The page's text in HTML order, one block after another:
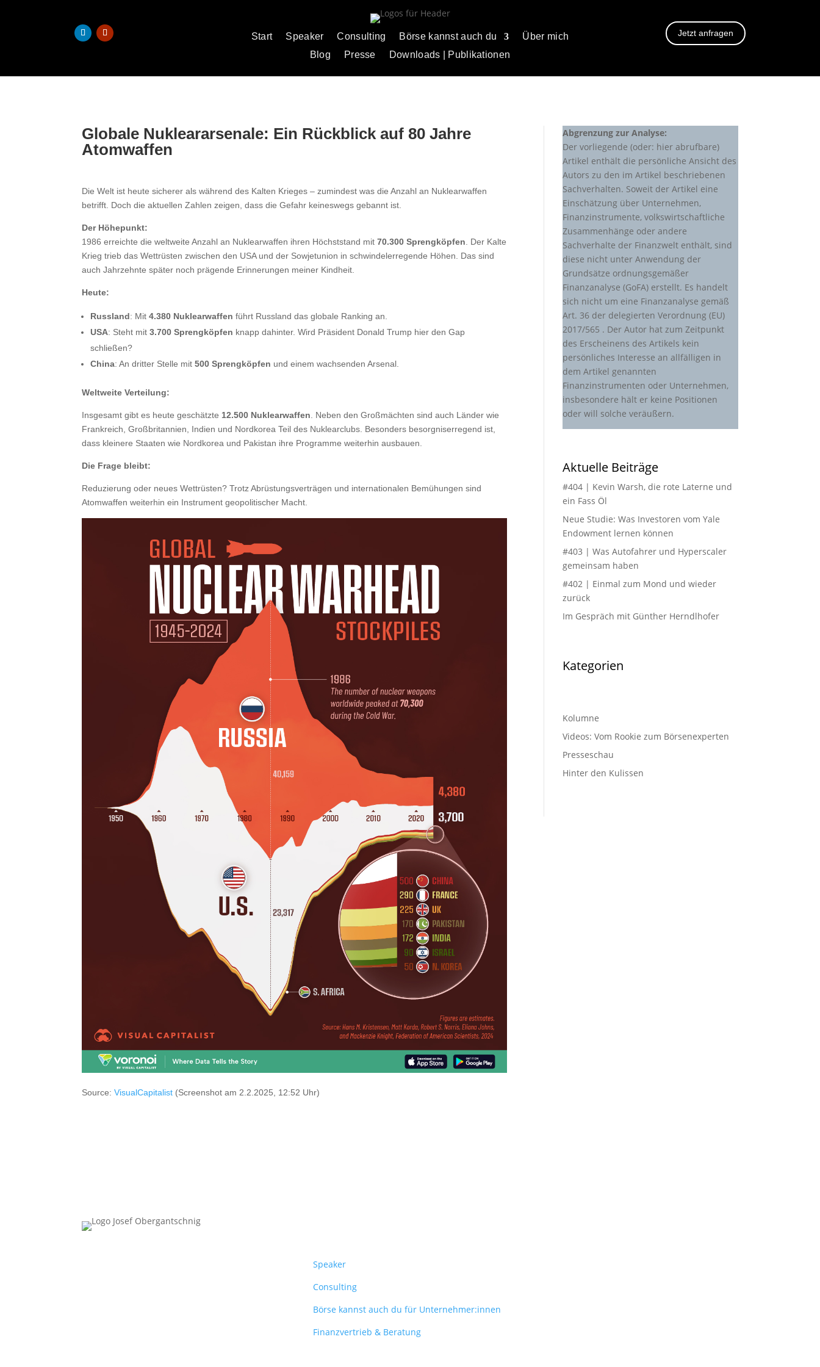
Start Speaker Consulting Börse kannst auch du
Über mich
Blog
Presse Downloads | Publikationen
Jetzt anfragen
Globale Nukleararsenale: Ein Rückblick auf 80 Jahre
Atomwaffen
Die Welt ist heute sicherer als während des Kalten Krieges – zumindest was die Anzahl an Nuklearwaffen
betrifft. Doch die aktuellen Zahlen zeigen, dass die Gefahr keineswegs gebannt ist.
Der Höhepunkt:
1986 erreichte die weltweite Anzahl an Nuklearwaffen ihren Höchststand mit70.300 Sprengköpfen . Der Kalte
Krieg trieb das Wettrüsten zwischen den USA und der Sowjetunion in schwindelerregende Höhen. Das sind
auch Jahrzehnte später noch prägende Erinnerungen meiner Kindheit.
Heute:
Russland: Mit4.380 Nuklearwaffen führt Russland das globale Ranking an.
USA: Steht mit3.700 Sprengköpfen knapp dahinter. Wird Präsident Donald Trump hier den Gap
schließen?
China: An dritter Stelle mit500 Sprengköpfen und einem wachsenden Arsenal.
Weltweite Verteilung:
Insgesamt gibt es heute geschätzte 12.500 Nuklearwaffen . Neben den Großmächten sind auch Länder wie
Frankreich, Großbritannien, Indien und Nordkorea Teil des Nuklearclubs. Besonders besorgniserregend ist,
dass kleinere Staaten wie Nordkorea und Pakistan ihre Programme weiterhin ausbauen.
Die Frage bleibt:
Reduzierung oder neues Wettrüsten? Trotz Abrüstungsverträgen und internationalen Bemühungen sind
Atomwaffen weiterhin ein Instrument geopolitischer Macht.
Source:VisualCapitalist (Screenshot am 2.2.2025, 12:52 Uhr)
Abgrenzung zur Analyse:
Der vorliegende (oder: hier abrufbare)
Artikel enthält die persönliche Ansicht des
Autors zu den im Artikel beschriebenen
Sachverhalten. Soweit der Artikel eine
Einschätzung über Unternehmen,
Finanzinstrumente, volkswirtschaftliche
Zusammenhänge oder andere
Sachverhalte der Finanzwelt enthält, sind
diese nicht unter Anwendung der
Grundsätze ordnungsgemäßer
Finanzanalyse (GoFA) erstellt. Es handelt
sich nicht um eine Finanzanalyse gemäß
Art. 36 der delegierten Verordnung (EU)
2017/565 . Der Autor hat zum Zeitpunkt
des Erscheinens des Artikels kein
persönliches Interesse an allfälligen in
dem Artikel genannten
Finanzinstrumenten oder Unternehmen,
insbesondere hält er keine Positionen
oder will solche veräußern.
Aktuelle Beiträge
#404 | Kevin Warsh, die rote Laterne und
ein Fass Öl
Neue Studie: Was Investoren vom Yale
Endowment lernen können
#403 | Was Autofahrer und Hyperscaler
gemeinsam haben
#402 | Einmal zum Mond und wieder
zurück
Im Gespräch mit Günther Herndlhofer
Kategorien
Kolumne
Videos: Vom Rookie zum Börsenexperten
Presseschau
Hinter den Kulissen
Speaker
Consulting
Börse kannst auch du für Unternehmer:innen
Finanzvertrieb & Beratung